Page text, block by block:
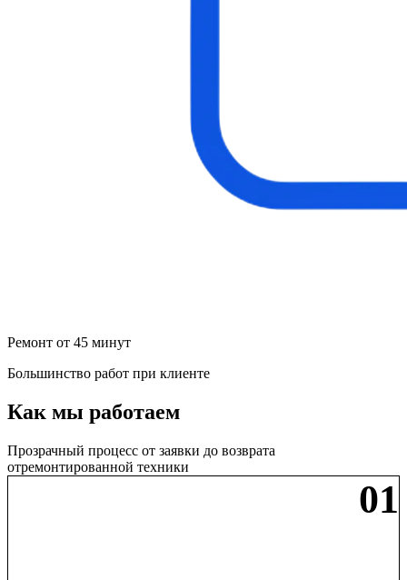
Ремонт от 45 минут
Большинство работ при клиенте
Как мы работаем
Прозрачный процесс от заявки до возврата
отремонтированной техники
01